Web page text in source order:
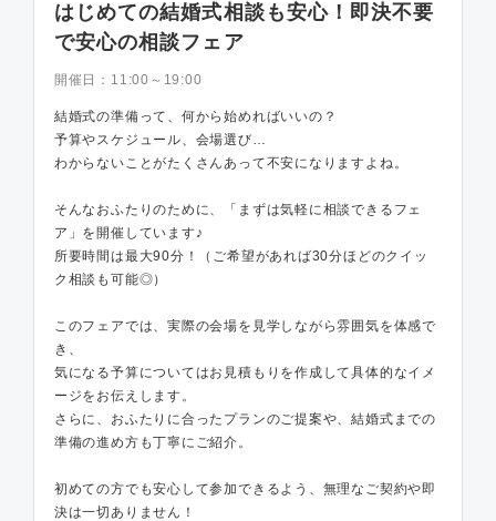
はじめての結婚式相談も安心！即決不要
で安心の相談フェア
開催日： 11:00～19:00
結婚式の準備って、何から始めればいいの？
予算やスケジュール、会場選び…
わからないことがたくさんあって不安になりますよね。
そんなおふたりのために、「まずは気軽に相談できるフェ
ア」を開催しています♪
所要時間は最大90分！（ご希望があれば30分ほどのクイッ
ク相談も可能◎）
このフェアでは、実際の会場を見学しながら雰囲気を体感で
き、
気になる予算についてはお見積もりを作成して具体的なイメ
ージをお伝えします。
さらに、おふたりに合ったプランのご提案や、結婚式までの
準備の進め方も丁寧にご紹介。
初めての方でも安心して参加できるよう、無理なご契約や即
決は一切ありません！